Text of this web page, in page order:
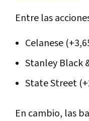
Entre las
Celanese
Stanley Black
State Street
En cambio, las